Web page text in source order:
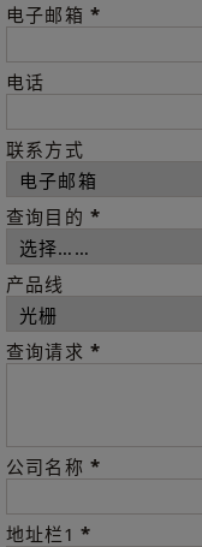
电子邮箱 *
电话
联系方式
查询目的 *
产品线
查询请求 *
公司名称 *
地址栏1 *